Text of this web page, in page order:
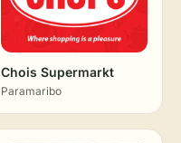
Chois Supermarkt
Paramaribo